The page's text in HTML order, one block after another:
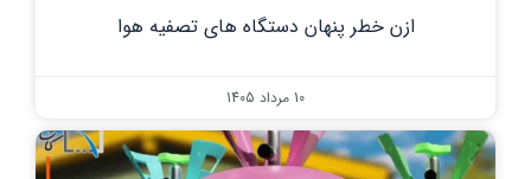
ازن خطر پنهان دستگاه های تصفیه هوا
10 مرداد 1405